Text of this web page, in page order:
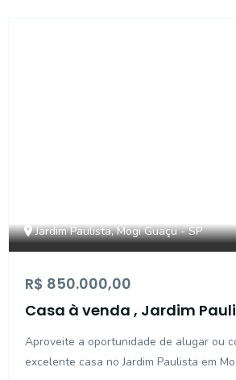
Jardim Paulista, Mogi Guaçu - SP
R$ 850.000,00
Casa à venda , Jardim
Aproveite a oportunidade de alugar ou
excelente casa no Jardim Paulista em